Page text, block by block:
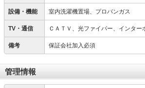
設備・機能 室内洗濯機置場、プロパンガス
TV・通信 ＣＡＴＶ、光ファイバー、インター
備考 保証会社加入必須
管理情報